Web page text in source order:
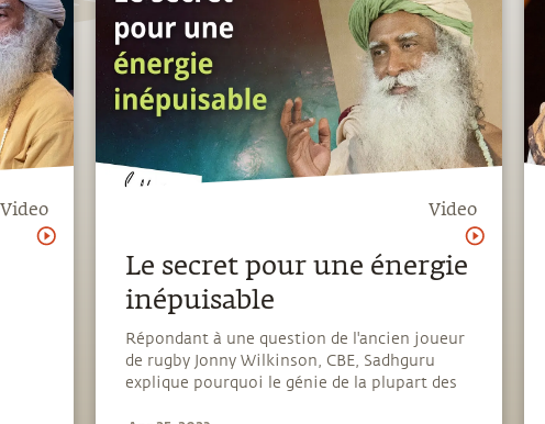
Video Video
Le secret pour une énergie
inépuisable
Répondant à une question de l'ancien joueur
de rugby Jonny Wilkinson, CBE, Sadhguru
explique pourquoi le génie de la plupart des